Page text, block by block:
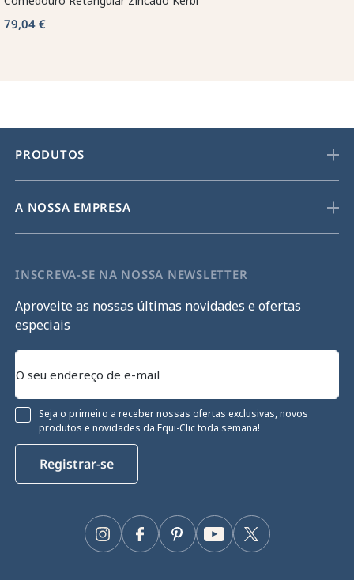
para garantir o seu funcionamento
79,04 €
PRODUTOS
A NOSSA EMPRESA
INSCREVA-SE NA NOSSA NEWSLETTER
Aproveite as nossas últimas novidades e ofertas
especiais
Seja o primeiro a receber nossas ofertas exclusivas, novos
produtos e novidades da Equi-Clic toda semana!
Registrar-se
Facebook Twitter
YouTube
Pinterest
Instagram